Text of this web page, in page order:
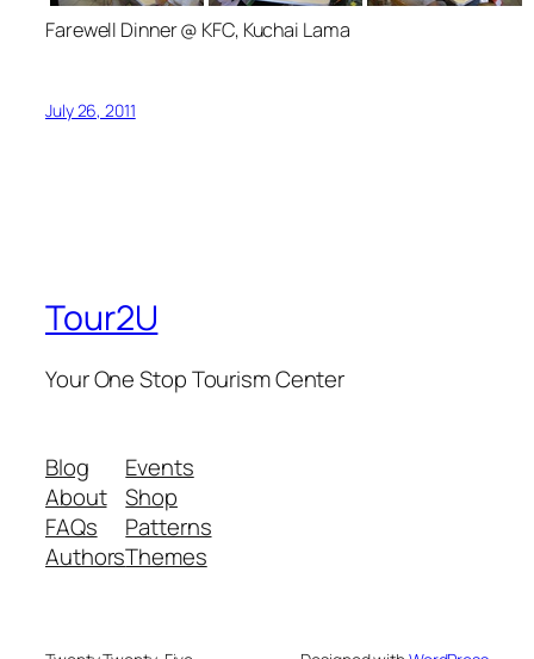
Farewell Dinner @ KFC, Kuchai Lama
July 26, 2011
Tour2U
Your One Stop Tourism Center
Blog
About
FAQs
Authors
Events
Shop
Patterns
Themes